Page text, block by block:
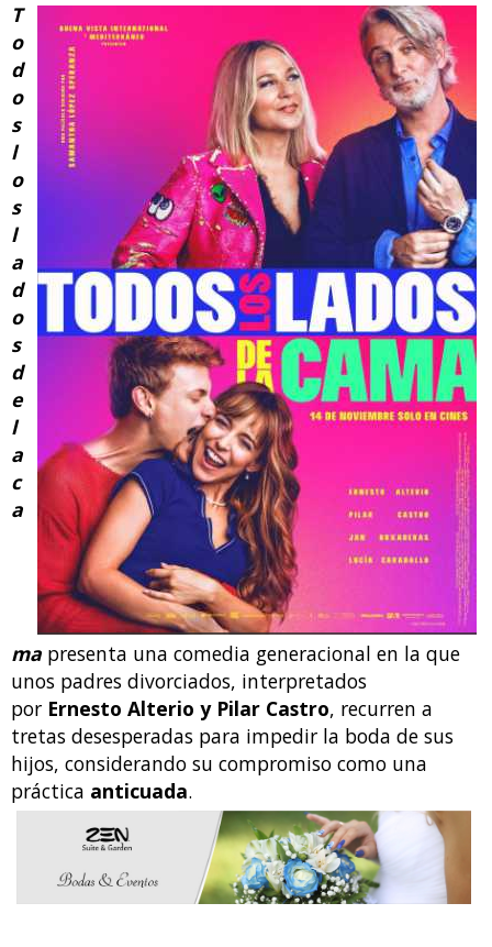
T
o
d
o
s
l
o
s
l
a
d
o
s
d
e
l
a
c
a
ma presenta una comedia generacional en la que
unos padres divorciados, interpretados
por Ernesto Alterio y Pilar Castro, recurren a
tretas desesperadas para impedir la boda de sus
hijos, considerando su compromiso como una
práctica anticuada.